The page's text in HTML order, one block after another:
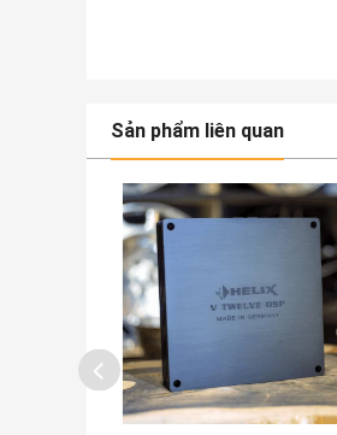
Sản phẩm liên quan